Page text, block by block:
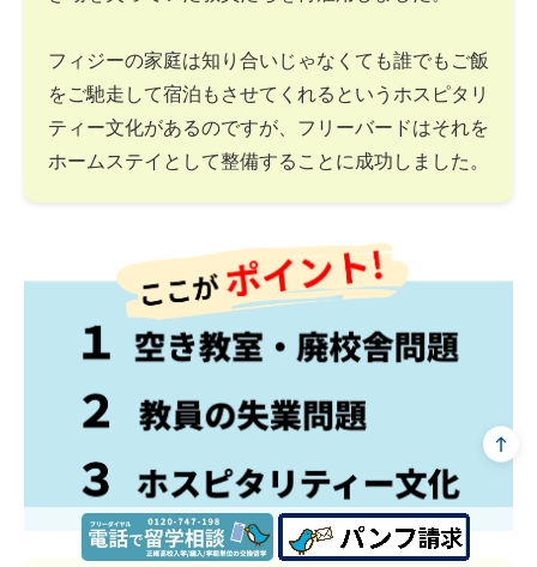
フィジーの家庭は知り合いじゃなくても誰でもご飯
をご馳走して宿泊もさせてくれるというホスピタリ
ティー文化があるのですが、フリーバードはそれを
ホームステイとして整備することに成功しました。